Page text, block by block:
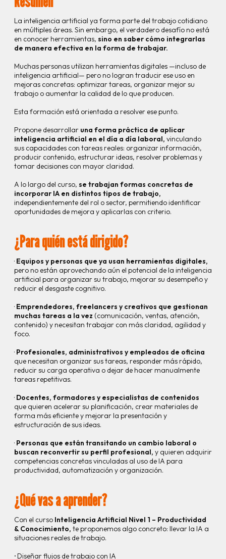
La inteligencia artificial ya forma parte del trabajo cotidiano
en múltiples áreas. Sin embargo, el verdadero desafío no está
en conocer herramientas, sino en saber cómo integrarlas
de manera efectiva en la forma de trabajar.
Muchas personas utilizan herramientas digitales —incluso de
inteligencia artificial— pero no logran traducir ese uso en
mejoras concretas: optimizar tareas, organizar mejor su
trabajo o aumentar la calidad de lo que producen.
Esta formación está orientada a resolver ese punto.
Propone desarrollar una forma práctica de aplicar
inteligencia artificial en el día a día laboral, vinculando
sus capacidades con tareas reales: organizar información,
producir contenido, estructurar ideas, resolver problemas y
tomar decisiones con mayor claridad.
A lo largo del curso, se trabajan formas concretas de
incorporar IA en distintos tipos de trabajo,
independientemente del rol o sector, permitiendo identificar
oportunidades de mejora y aplicarlas con criterio.
¿Para quién está dirigido?
· Equipos y personas que ya usan herramientas digitales,
pero no están aprovechando aún el potencial de la inteligencia
artificial para organizar su trabajo, mejorar su desempeño y
reducir el desgaste cognitivo.
· Emprendedores, freelancers y creativos que gestionan
muchas tareas a la vez (comunicación, ventas, atención,
contenido) y necesitan trabajar con más claridad, agilidad y
foco.
· Profesionales, administrativos y empleados de oficina
que necesitan organizar sus tareas, responder más rápido,
reducir su carga operativa o dejar de hacer manualmente
tareas repetitivas.
· Docentes, formadores y especialistas de contenidos
que quieren acelerar su planificación, crear materiales de
forma más eficiente y mejorar la presentación y
estructuración de sus ideas.
· Personas que están transitando un cambio laboral o
buscan reconvertir su perfil profesional, y quieren adquirir
competencias concretas vinculadas al uso de IA para
productividad, automatización y organización.
¿Qué vas a aprender?
Con el curso Inteligencia Artificial Nivel 1 – Productividad
& Conocimiento, te proponemos algo concreto: llevar la IA a
situaciones reales de trabajo.
· Diseñar flujos de trabajo con IA